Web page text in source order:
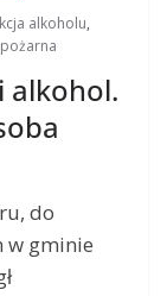
alkoholu,
alkohol.
do
w gminie